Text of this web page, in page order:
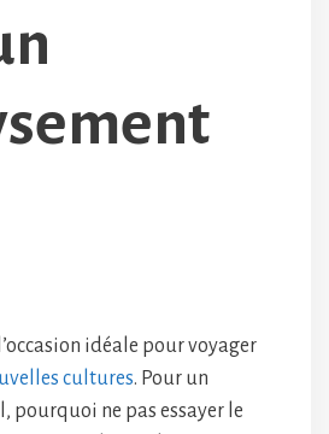
idéale pour voyager
cultures. Pour un
pourquoi ne pas essayer le